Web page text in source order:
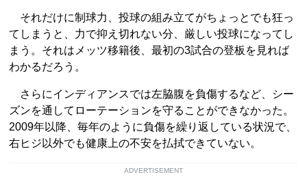
それだけに制球力、投球の組み立てがちょっとでも狂っ
てしまうと、力で抑え切れない分、厳しい投球になってし
まう。それはメッツ移籍後、最初の3試合の登板を見れば
わかるだろう。
さらにインディアンスでは左脇腹を負傷するなど、シー
ズンを通してローテーションを守ることができなかった。
2009年以降、毎年のように負傷を繰り返している状況で、
右ヒジ以外でも健康上の不安を払拭できていない。
ADVERTISEMENT